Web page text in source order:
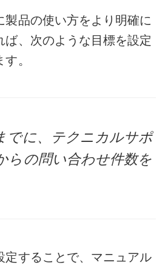
製品の使い方をより明確に
ば、次のような目標を設定
。
でに、テクニカルサポ
らの問い合わせ件数を
定することで、マニュアル